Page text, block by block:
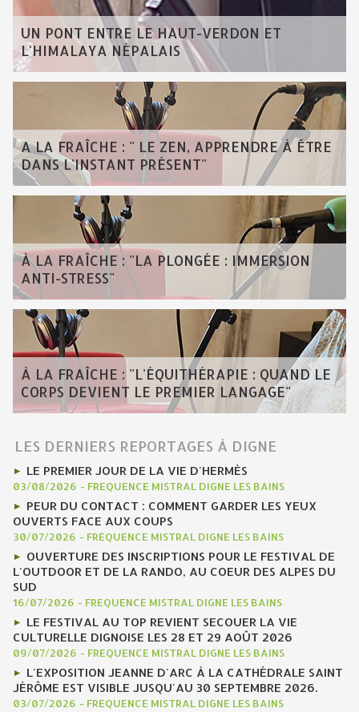
UN PONT ENTRE LE HAUT-VERDON ET
L'HIMALAYA NÉPALAIS
A LA FRAÎCHE : " LE ZEN, APPRENDRE À ÊTRE
DANS L'INSTANT PRÉSENT"
À LA FRAÎCHE : "LA PLONGÉE : IMMERSION
ANTI-STRESS"
À LA FRAÎCHE : "L'ÉQUITHÉRAPIE : QUAND LE
CORPS DEVIENT LE PREMIER LANGAGE"
LES DERNIERS REPORTAGES À DIGNE
LE PREMIER JOUR DE LA VIE D'HERMÈS
03/08/2026 - FREQUENCE MISTRAL DIGNE LES BAINS
PEUR DU CONTACT : COMMENT GARDER LES YEUX
OUVERTS FACE AUX COUPS
30/07/2026 - FREQUENCE MISTRAL DIGNE LES BAINS
OUVERTURE DES INSCRIPTIONS POUR LE FESTIVAL DE
L'OUTDOOR ET DE LA RANDO, AU COEUR DES ALPES DU
SUD
16/07/2026 - FREQUENCE MISTRAL DIGNE LES BAINS
LE FESTIVAL AU TOP REVIENT SECOUER LA VIE
CULTURELLE DIGNOISE LES 28 ET 29 AOÛT 2026
09/07/2026 - FREQUENCE MISTRAL DIGNE LES BAINS
L'EXPOSITION JEANNE D'ARC À LA CATHÉDRALE SAINT
JÉRÔME EST VISIBLE JUSQU'AU 30 SEPTEMBRE 2026.
03/07/2026 - FREQUENCE MISTRAL DIGNE LES BAINS